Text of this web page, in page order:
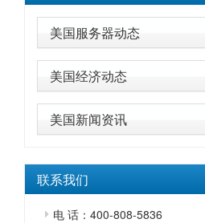
美国服务器动态
美国经济动态
美国新闻资讯
联系我们
电 话：400-808-5836